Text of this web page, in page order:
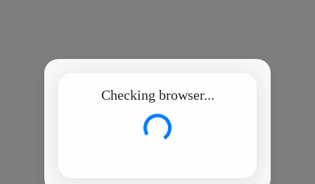
Checking browser...